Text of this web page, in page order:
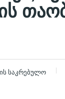
საკრებულო